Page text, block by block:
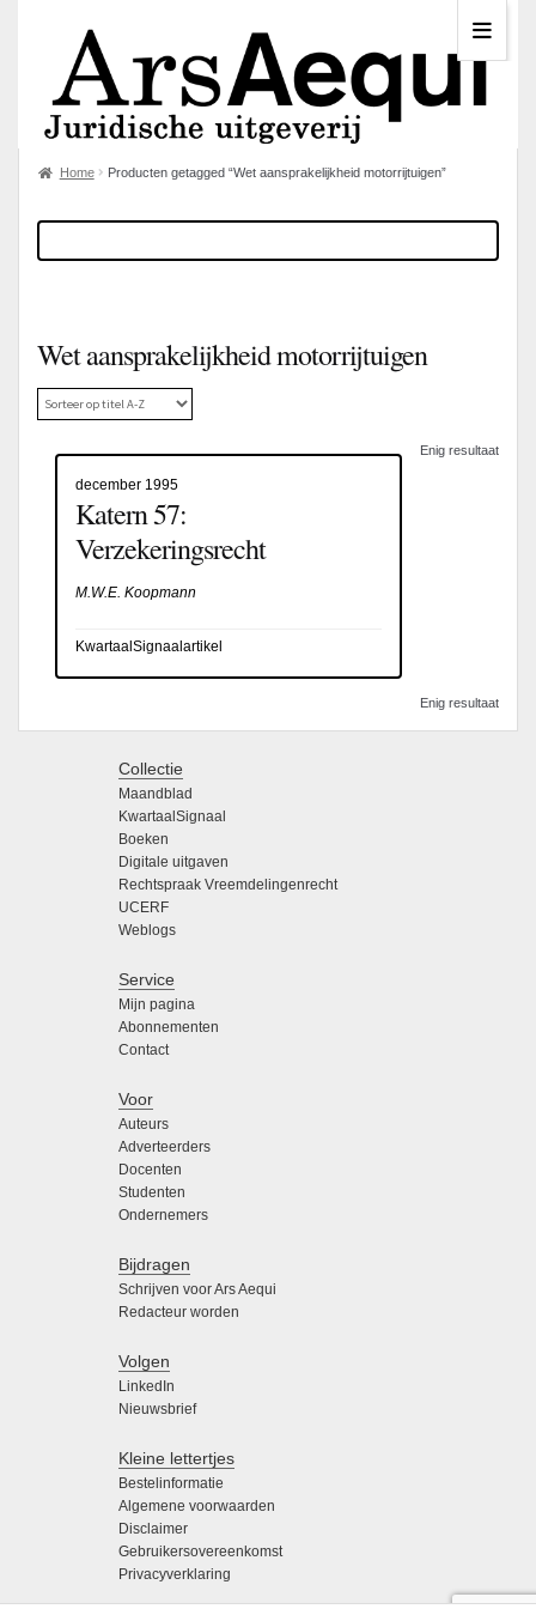
Home Producten getagged “Wet aansprakelijkheid motorrijtuigen”
Wet aansprakelijkheid motorrijtuigen
Enig resultaat
december 1995
Katern 57:
Verzekeringsrecht
M.W.E. Koopmann
KwartaalSignaalartikel
Enig resultaat
Collectie
Maandblad
KwartaalSignaal
Boeken
Digitale uitgaven
Rechtspraak Vreemdelingenrecht
UCERF
Weblogs
Service
Mijn pagina
Abonnementen
Contact
Voor
Auteurs
Adverteerders
Docenten
Studenten
Ondernemers
Bijdragen
Schrijven voor Ars Aequi
Redacteur worden
Volgen
LinkedIn
Nieuwsbrief
Kleine lettertjes
Bestelinformatie
Algemene voorwaarden
Disclaimer
Gebruikersovereenkomst
Privacyverklaring